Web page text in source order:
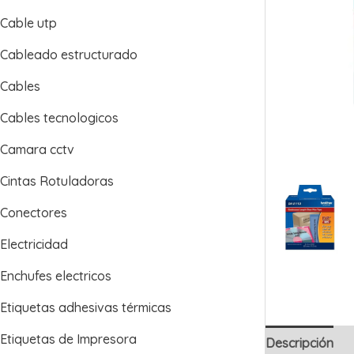
Cable utp
Cableado estructurado
Cables
Cables tecnologicos
Camara cctv
Cintas Rotuladoras
Conectores
Electricidad
Enchufes electricos
Etiquetas adhesivas térmicas
Etiquetas de Impresora
Descripción